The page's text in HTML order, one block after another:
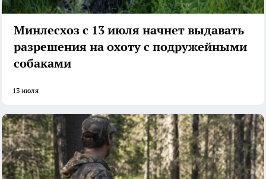
Минлесхоз с 13 июля начнет выдавать
разрешения на охоту с подружейными
собаками
13 июля